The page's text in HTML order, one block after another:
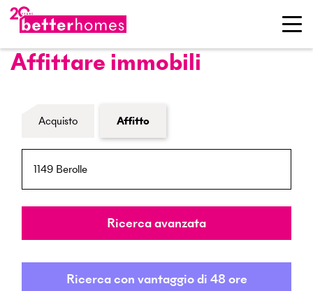
Affittare immobili
Modulo di ricerca immobiliare
Acquisto Affitto
Raggio
Ricerca avanzata
Ricerca con vantaggio di 48 ore